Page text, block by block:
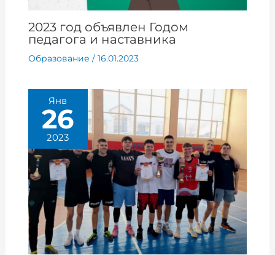
2023 год объявлен Годом
педагога и наставника
Образование / 16.01.2023
Янв
26
2023